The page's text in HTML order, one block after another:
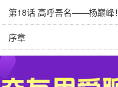
第18话 高呼吾名——杨巅峰！
序章